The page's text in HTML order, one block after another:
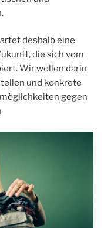
deshalb eine
die sich vom
Wir wollen darin
und konkrete
gegen